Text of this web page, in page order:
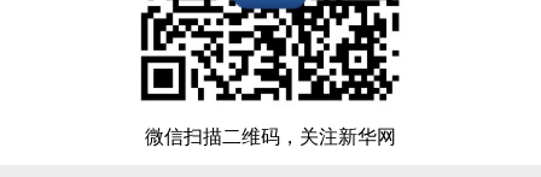
微信扫描二维码，关注新华网